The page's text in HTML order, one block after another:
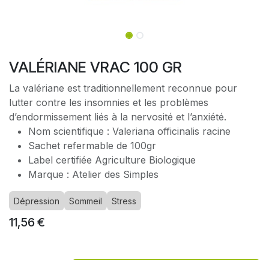
VALÉRIANE VRAC 100 GR
La valériane est traditionnellement reconnue pour
lutter contre les insomnies et les problèmes
d’endormissement liés à la nervosité et l’anxiété.
Nom scientifique : Valeriana officinalis racine
Sachet refermable de 100gr
Label certifiée Agriculture Biologique
Marque : Atelier des Simples
Dépression Sommeil Stress
11,56 €